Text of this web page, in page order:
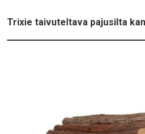
Trixie taivuteltava pajusilta